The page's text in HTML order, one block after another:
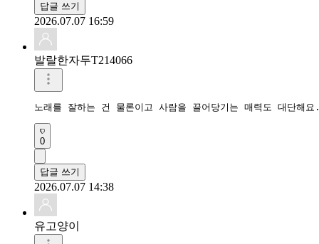
답글 쓰기
2026.07.07 16:59
발랄한자두T214066
0
답글 쓰기
2026.07.07 14:38
유고양이